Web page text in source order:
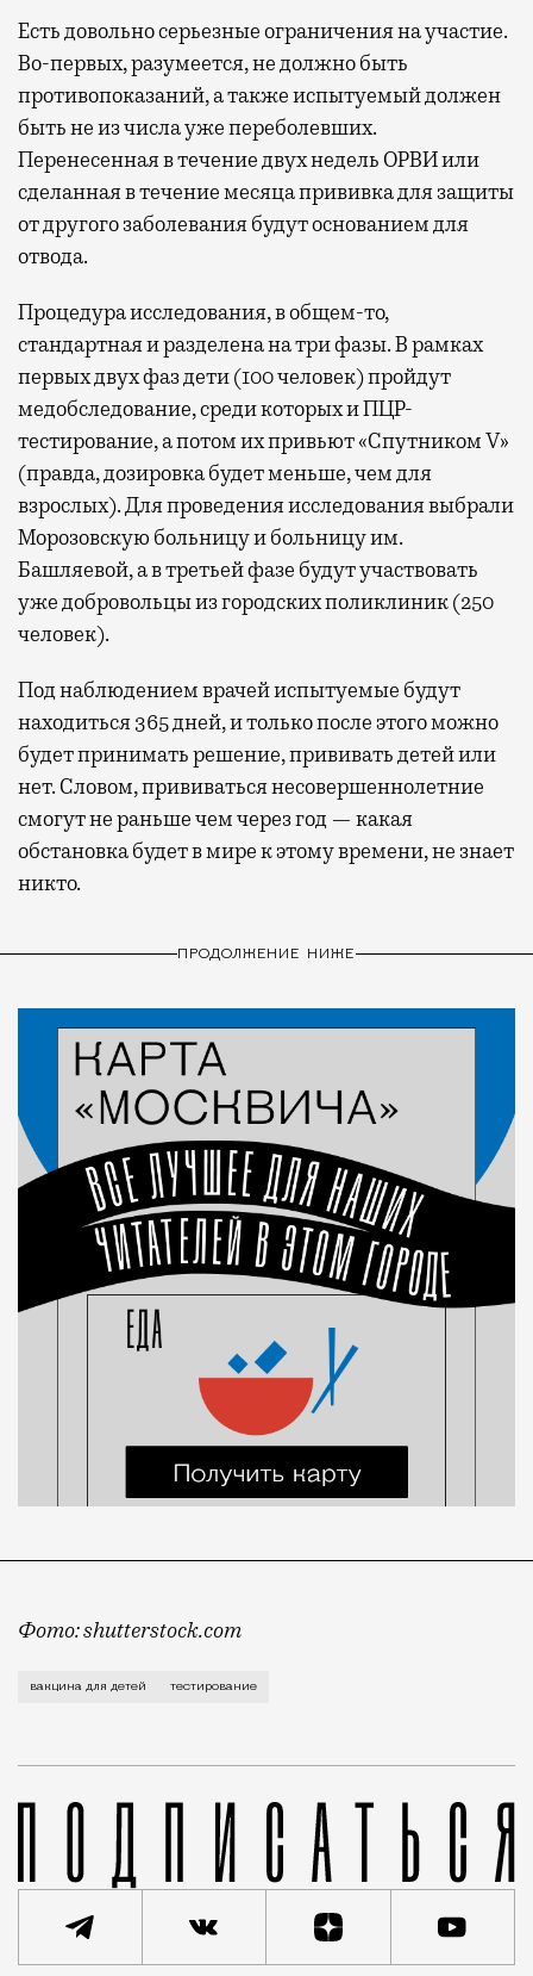
Есть довольно серьезные ограничения на участие.
Во-первых, разумеется, не должно быть
противопоказаний, а также испытуемый должен
быть не из числа уже переболевших.
Перенесенная в течение двух недель ОРВИ или
сделанная в течение месяца прививка для защиты
от другого заболевания будут основанием для
отвода.
Процедура исследования, в общем-то,
стандартная и разделена на три фазы. В рамках
первых двух фаз дети (100 человек) пройдут
медобследование, среди которых и ПЦР-
тестирование, а потом их привьют «Спутником V»
(правда, дозировка будет меньше, чем для
взрослых). Для проведения исследования выбрали
Морозовскую больницу и больницу им.
Башляевой, а в третьей фазе будут участвовать
уже добровольцы из городских поликлиник (250
человек).
Под наблюдением врачей испытуемые будут
находиться 365 дней, и только после этого можно
будет принимать решение, прививать детей или
нет. Словом, прививаться несовершеннолетние
смогут не раньше чем через год — какая
обстановка будет в мире к этому времени, не знает
никто.
ПРОДОЛЖЕНИЕ НИЖЕ
Фото: shutterstock.com
По всей видимости, вакцина перестанет быть
вакцина для детей тестирование